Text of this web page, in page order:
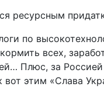
ресурсным
по
всех,
Плюс, за
этим «Слава